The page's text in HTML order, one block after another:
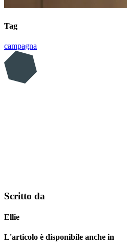
Tag
campagna
Scritto da
Ellie
L'articolo è disponibile anche in